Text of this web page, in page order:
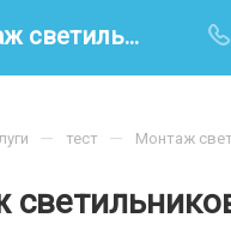
Монтаж светильников
— тест — Монтаж